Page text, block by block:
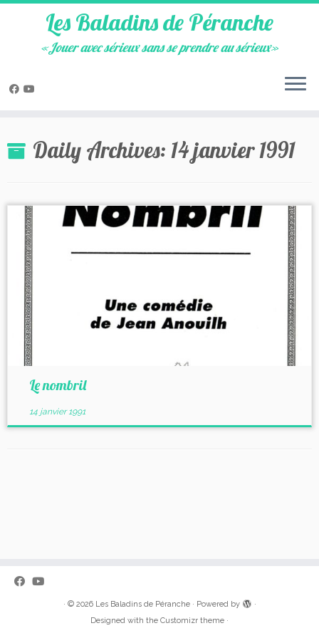
content
Les Baladins de Péranche
«Jouer avec sérieux sans se prendre au sérieux»
Daily Archives: 14 janvier 1991
Le nombril
14 janvier 1991
· © 2026 Les Baladins de Péranche· Powered by
·
Designed with the Customizr theme ·